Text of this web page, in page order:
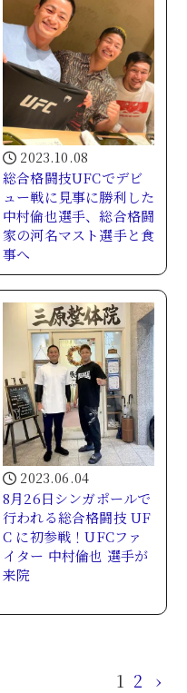
2023.10.08
総合格闘技UFCでデビ
ュー戦に見事に勝利した
中村倫也選手、総合格闘
家の河名マスト選手と食
事へ
2023.06.04
8月26日シンガポールで
行われる総合格闘技 UF
C に初参戦！UFCファ
イター 中村倫也 選手が
来院
1 2 ›